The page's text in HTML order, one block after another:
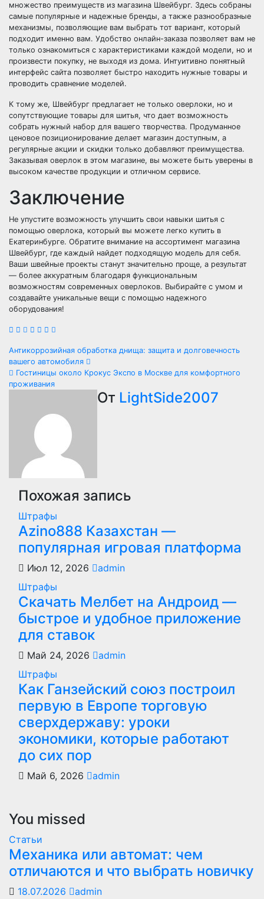
множество преимуществ из магазина Швейбург. Здесь собраны
самые популярные и надежные бренды, а также разнообразные
механизмы, позволяющие вам выбрать тот вариант, который
подходит именно вам. Удобство онлайн-заказа позволяет вам не
только ознакомиться с характеристиками каждой модели, но и
произвести покупку, не выходя из дома. Интуитивно понятный
интерфейс сайта позволяет быстро находить нужные товары и
проводить сравнение моделей.
К тому же, Швейбург предлагает не только оверлоки, но и
сопутствующие товары для шитья, что дает возможность
собрать нужный набор для вашего творчества. Продуманное
ценовое позиционирование делает магазин доступным, а
регулярные акции и скидки только добавляют преимущества.
Заказывая оверлок в этом магазине, вы можете быть уверены в
высоком качестве продукции и отличном сервисе.
Заключение
Не упустите возможность улучшить свои навыки шитья с
помощью оверлока, который вы можете легко купить в
Екатеринбурге. Обратите внимание на ассортимент магазина
Швейбург, где каждый найдет подходящую модель для себя.
Ваши швейные проекты станут значительно проще, а результат
— более аккуратным благодаря функциональным
возможностям современных оверлоков. Выбирайте с умом и
создавайте уникальные вещи с помощью надежного
оборудования!
Навигация
по
Антикоррозийная обработка днища: защита и долговечность
вашего автомобиля
Гостиницы около Крокус Экспо в Москве для комфортного
проживания
От LightSide2007
Похожая запись
Штрафы
Azino888 Казахстан —
популярная игровая платформа
Июл 12, 2026
admin
Штрафы
Скачать Мелбет на Андроид —
быстрое и удобное приложение
для ставок
Май 24, 2026
admin
Штрафы
Как Ганзейский союз построил
первую в Европе торговую
сверхдержаву: уроки
экономики, которые работают
до сих пор
Май 6, 2026 admin
You missed
Статьи
Механика или автомат: чем
отличаются и что выбрать новичку
18.07.2026
admin